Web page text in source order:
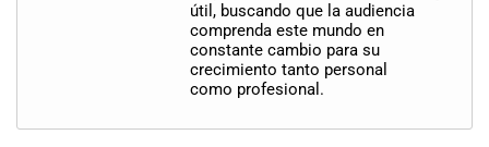
útil, buscando que la audiencia
comprenda este mundo en
constante cambio para su
crecimiento tanto personal
como profesional.